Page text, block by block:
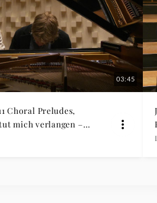
03:45
Choral Preludes,
mich verlangen –
(Arr. Eusebius